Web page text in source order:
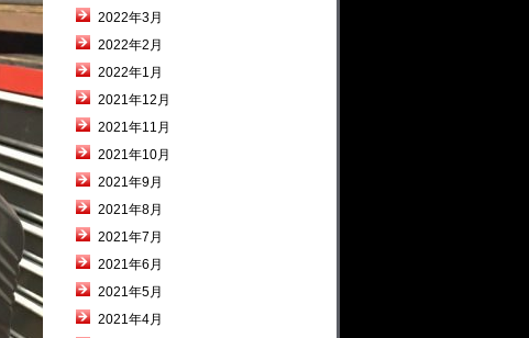
2022年3月
2022年2月
2022年1月
2021年12月
2021年11月
2021年10月
2021年9月
2021年8月
2021年7月
2021年6月
2021年5月
2021年4月